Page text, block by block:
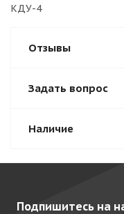
Отзывы
Задать вопрос
Наличие
Подпишитесь на